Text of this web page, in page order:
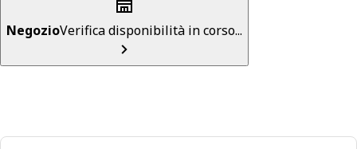
NegozioVerifica disponibilità in corso...